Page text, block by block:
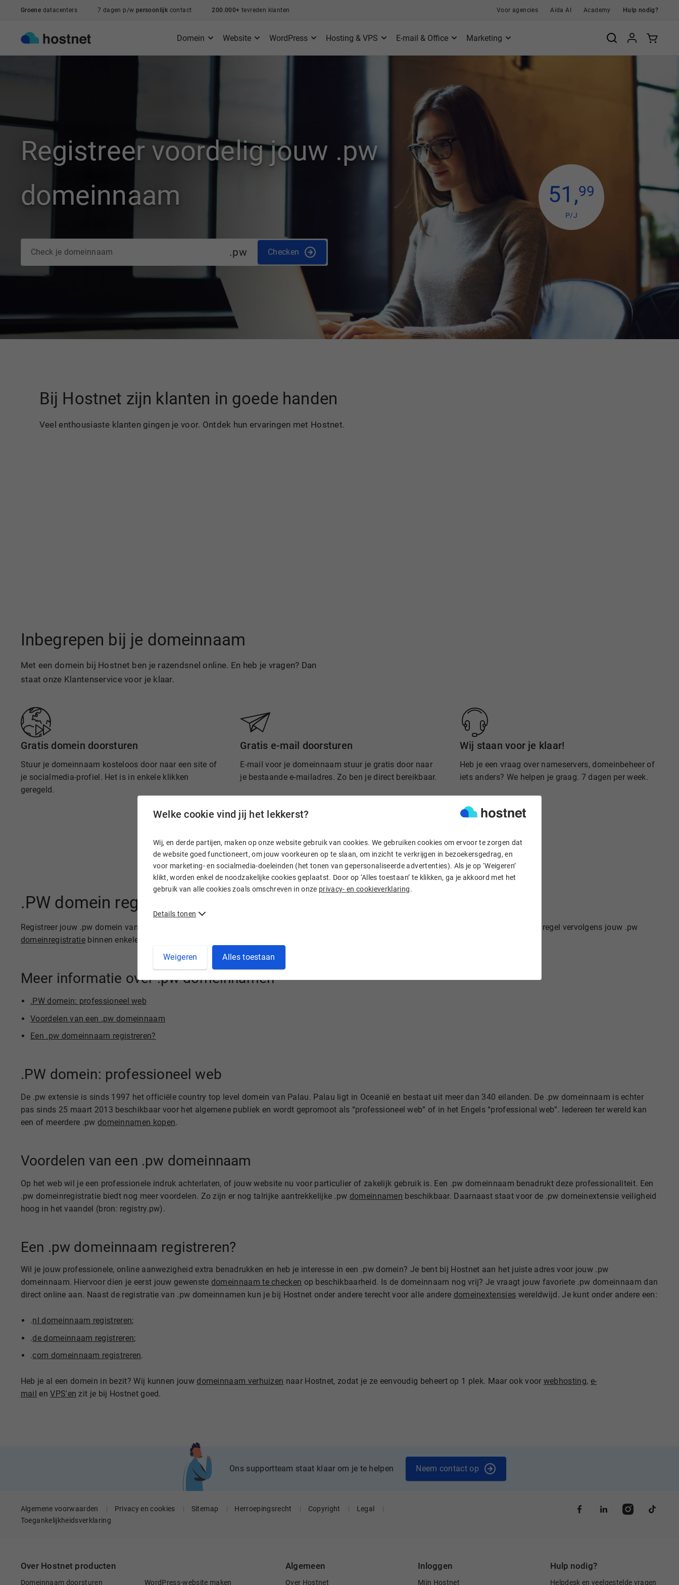
Welke cookie vind jij het lekkerst?
Wij, en derde partijen, maken op onze website gebruik van cookies. We gebruiken cookies om ervoor te zorgen dat
de website goed functioneert, om jouw voorkeuren op te slaan, om inzicht te verkrijgen in bezoekersgedrag, en
voor marketing- en socialmedia-doeleinden (het tonen van gepersonaliseerde advertenties). Als je op ‘Weigeren’
klikt, worden enkel de noodzakelijke cookies geplaatst. Door op ‘Alles toestaan’ te klikken, ga je akkoord met het
gebruik van alle cookies zoals omschreven in onze privacy- en cookieverklaring.
Details tonen
Weigeren Alles toestaan
Ga naar de hoofdinhoud
Groene datacenters 7 dagen p/w persoonlijk contact 200.000+ tevreden klanten Voor agencies Aida AI Academy Hulp nodig?
Domein Website WordPress Hosting & VPS E-mail & Office Marketing
Registreer voordelig jouw .pw
domeinnaam
.pw Checken
51 ,99
P/J
Bij Hostnet zijn klanten in goede handen
Veel enthousiaste klanten gingen je voor. Ontdek hun ervaringen met Hostnet.
Inbegrepen bij je domeinnaam
Met een domein bij Hostnet ben je razendsnel online. En heb je vragen? Dan
staat onze Klantenservice voor je klaar.
Gratis domein doorsturen
Stuur je domeinnaam kosteloos door naar een site of
je socialmedia-profiel. Het is in enkele klikken
geregeld.
Gratis e-mail doorsturen
E-mail voor je domeinnaam stuur je gratis door naar
je bestaande e-mailadres. Zo ben je direct bereikbaar.
Wij staan voor je klaar!
Heb je een vraag over nameservers, domeinbeheer of
iets anders? We helpen je graag. 7 dagen per week.
.PW domein registreren bij Hostnet
Registreer jouw .pw domein vandaag nog snel en voordelig via Hostnet. Check direct online of jouw gewenste .pw domeinnaam nog vrij is en regel vervolgens jouw .pw
domeinregistratie binnen enkele stappen.
Meer informatie over .pw domeinnamen
.PW domein: professioneel web
Voordelen van een .pw domeinnaam
Een .pw domeinnaam registreren?
.PW domein: professioneel web
De .pw extensie is sinds 1997 het officiële country top level domein van Palau. Palau ligt in Oceanië en bestaat uit meer dan 340 eilanden. De .pw domeinnaam is echter
pas sinds 25 maart 2013 beschikbaar voor het algemene publiek en wordt gepromoot als “professioneel web” of in het Engels “professional web”. Iedereen ter wereld kan
een of meerdere .pw domeinnamen kopen.
Voordelen van een .pw domeinnaam
Op het web wil je een professionele indruk achterlaten, of jouw website nu voor particulier of zakelijk gebruik is. Een .pw domeinnaam benadrukt deze professionaliteit. Een
.pw domeinregistratie biedt nog meer voordelen. Zo zijn er nog talrijke aantrekkelijke .pw domeinnamen beschikbaar. Daarnaast staat voor de .pw domeinextensie veiligheid
hoog in het vaandel (bron: registry.pw).
Een .pw domeinnaam registreren?
Wil je jouw professionele, online aanwezigheid extra benadrukken en heb je interesse in een .pw domein? Je bent bij Hostnet aan het juiste adres voor jouw .pw
domeinnaam. Hiervoor dien je eerst jouw gewenste domeinnaam te checken op beschikbaarheid. Is de domeinnaam nog vrij? Je vraagt jouw favoriete .pw domeinnaam dan
direct online aan. Naast de registratie van .pw domeinnamen kun je bij Hostnet onder andere terecht voor alle andere domeinextensies wereldwijd. Je kunt onder andere een:
.nl domeinnaam registreren;
.de domeinnaam registreren;
.com domeinnaam registreren.
Heb je al een domein in bezit? Wij kunnen jouw domeinnaam verhuizen naar Hostnet, zodat je ze eenvoudig beheert op 1 plek. Maar ook voor webhosting, e-
mail enVPS'en zit je bij Hostnet goed.
Ons supportteam staat klaar om je te helpen Neem contact op
Algemene voorwaarden Privacy en cookies Sitemap Herroepingsrecht Copyright
Legal
Toegankelijkheidsverklaring
Over Hostnet producten
Domeinnaam doorsturen WordPress-website maken
Algemeen
Over Hostnet
Inloggen
Mijn Hostnet
Hulp nodig?
Helpdesk en veelgestelde vragen